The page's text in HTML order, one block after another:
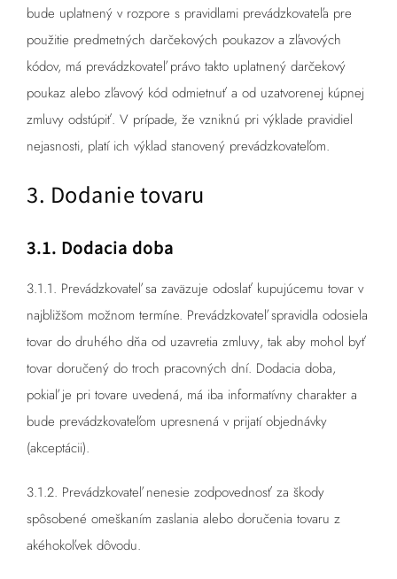
bude uplatnený v rozpore s pravidlami prevádzkovateľa pre
použitie predmetných darčekových poukazov a zľavových
kódov, má prevádzkovateľ právo takto uplatnený darčekový
poukaz alebo zľavový kód odmietnuť a od uzatvorenej kúpnej
zmluvy odstúpiť. V prípade, že vzniknú pri výklade pravidiel
nejasnosti, platí ich výklad stanovený prevádzkovateľom.
3. Dodanie tovaru
3.1. Dodacia doba
3.1.1. Prevádzkovateľ sa zaväzuje odoslať kupujúcemu tovar v
najbližšom možnom termíne. Prevádzkovateľ spravidla odosiela
tovar do druhého dňa od uzavretia zmluvy, tak aby mohol byť
tovar doručený do troch pracovných dní. Dodacia doba,
pokiaľ je pri tovare uvedená, má iba informatívny charakter a
bude prevádzkovateľom upresnená v prijatí objednávky
(akceptácii).
3.1.2. Prevádzkovateľ nenesie zodpovednosť za škody
spôsobené omeškaním zaslania alebo doručenia tovaru z
akéhokoľvek dôvodu.